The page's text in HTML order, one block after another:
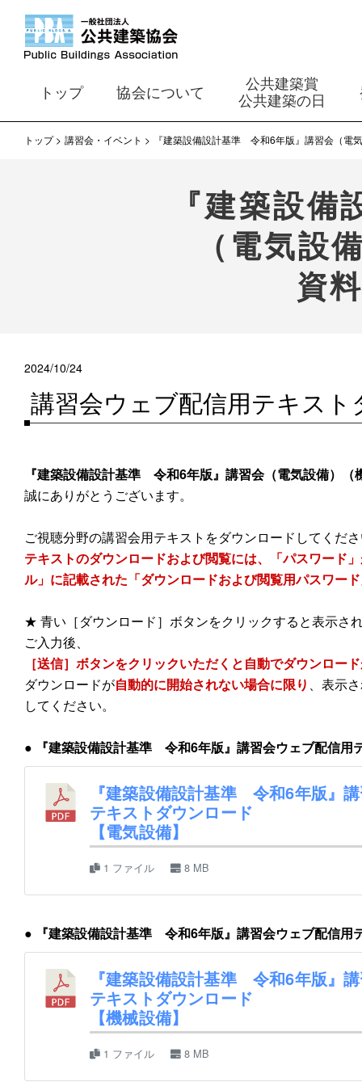
トップ 協会について
公共建築賞
公共建築の日
トップ 講習会・イベント 『建築設備設計基準 令和6年版』講習会（電
『建築設
（電気設
資
2024/10/24
講習会ウェブ配信用テキスト
『建築設備設計基準 令和6年版』講習会（電気設備）（
誠にありがとうございます。
ご視聴分野の講習会用テキストをダウンロードしてくだ
テキストのダウンロードおよび閲覧には、「パスワード
ル」に記載された「ダウンロードおよび閲覧用パスワー
★ 青い［ダウンロード］ボタンをクリックすると表示さ
ご入力後、
［送信］ボタンをクリックいただくと自動でダウンロー
ダウンロードが自動的に開始されない場合に限り 、表示
してください。
● 『建築設備設計基準 令和6年版』講習会ウェブ配信用
『建築設備設計基準 令和6年版』
テキストダウンロード
【電気設備】
1 ファイル 8 MB
● 『建築設備設計基準 令和6年版』講習会ウェブ配信用
『建築設備設計基準 令和6年版』
テキストダウンロード
【機械設備】
1 ファイル 8 MB